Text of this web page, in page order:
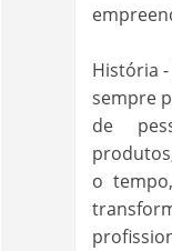
História
sempre
de
o